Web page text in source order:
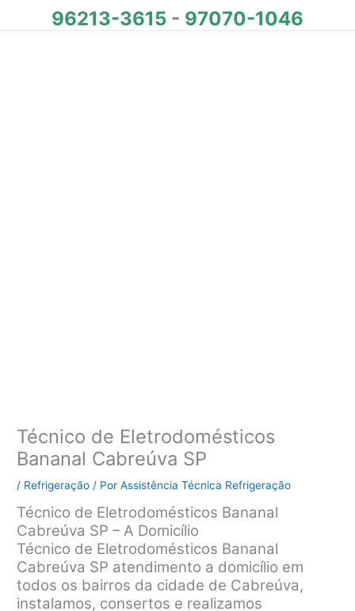
96213-3615 - 97070-1046
Técnico de Eletrodomésticos
Bananal Cabreúva SP
/ Refrigeração / PorAssistência Técnica Refrigeração
Técnico de Eletrodomésticos Bananal
Cabreúva SP – A Domicílio
Técnico de Eletrodomésticos Bananal
Cabreúva SP atendimento a domicílio em
todos os bairros da cidade de Cabreúva,
instalamos, consertos e realizamos